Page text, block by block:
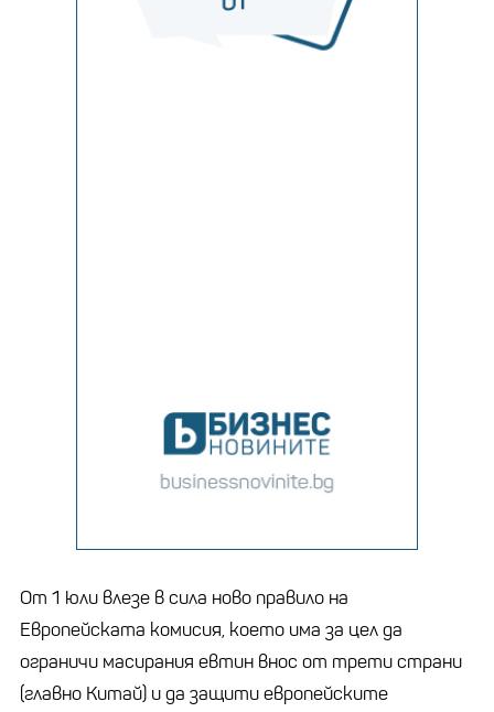
От 1 юли влезе в сила ново правило на
Европейската комисия, което има за цел да
ограничи масирания евтин внос от трети страни
(главно Китай) и да защити европейските